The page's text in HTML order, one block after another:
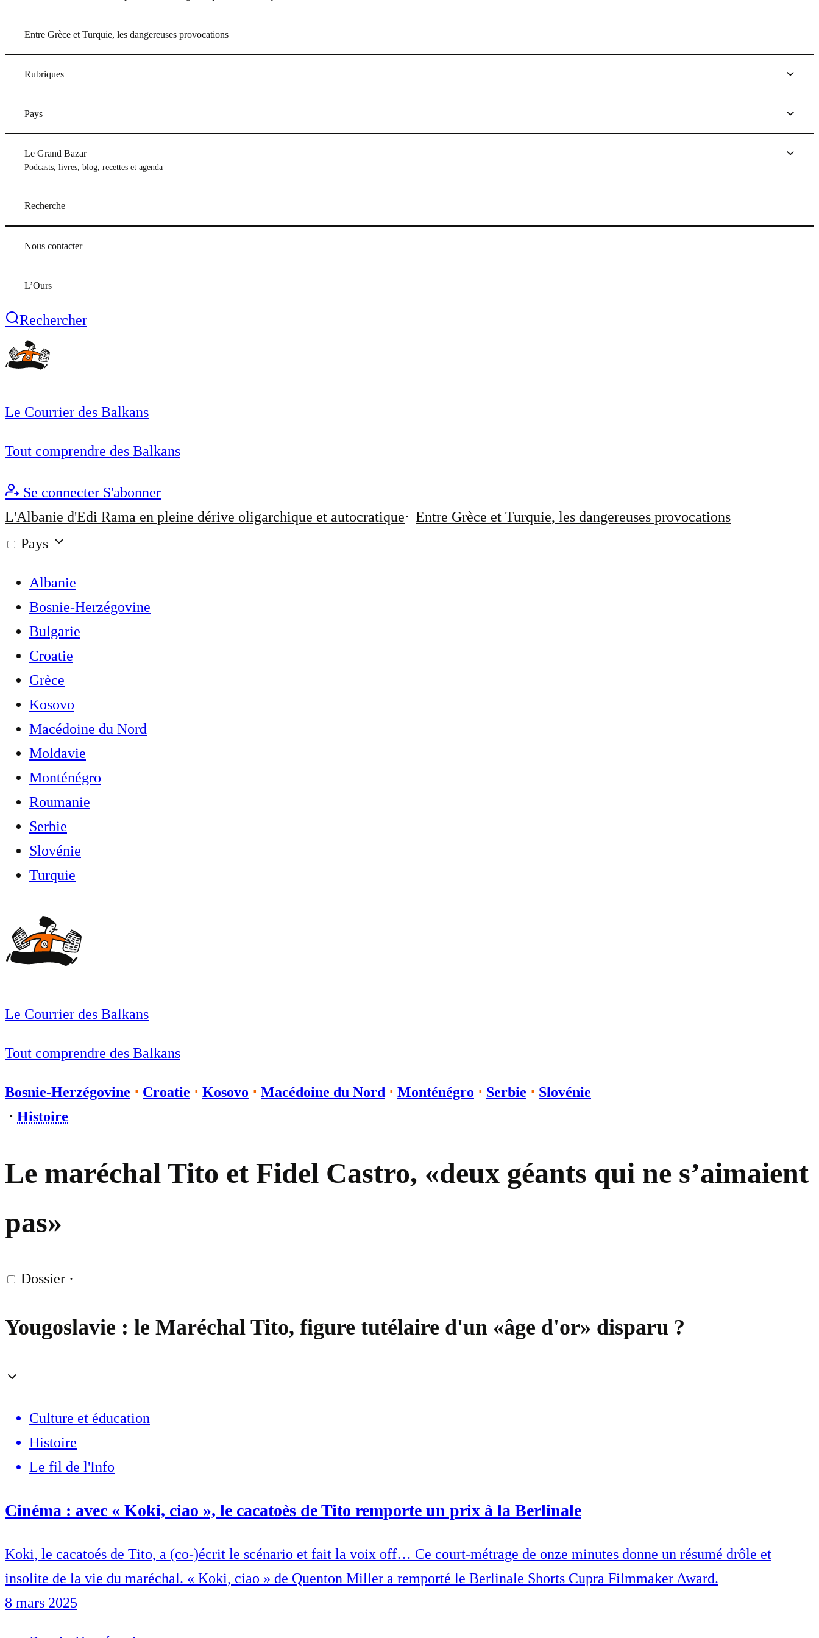
Entre Grèce et Turquie, les dangereuses provocations
Rubriques
Pays
Le Grand Bazar
Podcasts, livres, blog, recettes et agenda
Recherche
Nous contacter
L’Ours
Rechercher
Le Courrier des Balkans
Tout comprendre des Balkans
Se connecter S'abonner
L'Albanie d'Edi Rama en pleine dérive oligarchique et autocratique
Entre Grèce et Turquie, les dangereuses provocations
Pays
Albanie
Bosnie-Herzégovine
Bulgarie
Croatie
Grèce
Kosovo
Macédoine du Nord
Moldavie
Monténégro
Roumanie
Serbie
Slovénie
Turquie
Le Courrier des Balkans
Tout comprendre des Balkans
Bosnie-Herzégovine ⋅ Croatie ⋅ Kosovo ⋅ Macédoine du Nord ⋅ Monténégro ⋅ Serbie ⋅ Slovénie
⋅ Histoire
Le maréchal Tito et Fidel Castro, «deux géants qui ne s’aimaient
pas»
Dossier ·
Yougoslavie : le Maréchal Tito, figure tutélaire d'un «âge d'or» disparu ?
Culture et éducation
Histoire
Le fil de l'Info
Cinéma : avec « Koki, ciao », le cacatoès de Tito remporte un prix à la Berlinale
Koki, le cacatoés de Tito, a (co-)écrit le scénario et fait la voix off… Ce court-métrage de onze minutes donne un résumé drôle et
insolite de la vie du maréchal. « Koki, ciao » de Quenton Miller a remporté le Berlinale Shorts Cupra Filmmaker Award.
8 mars 2025